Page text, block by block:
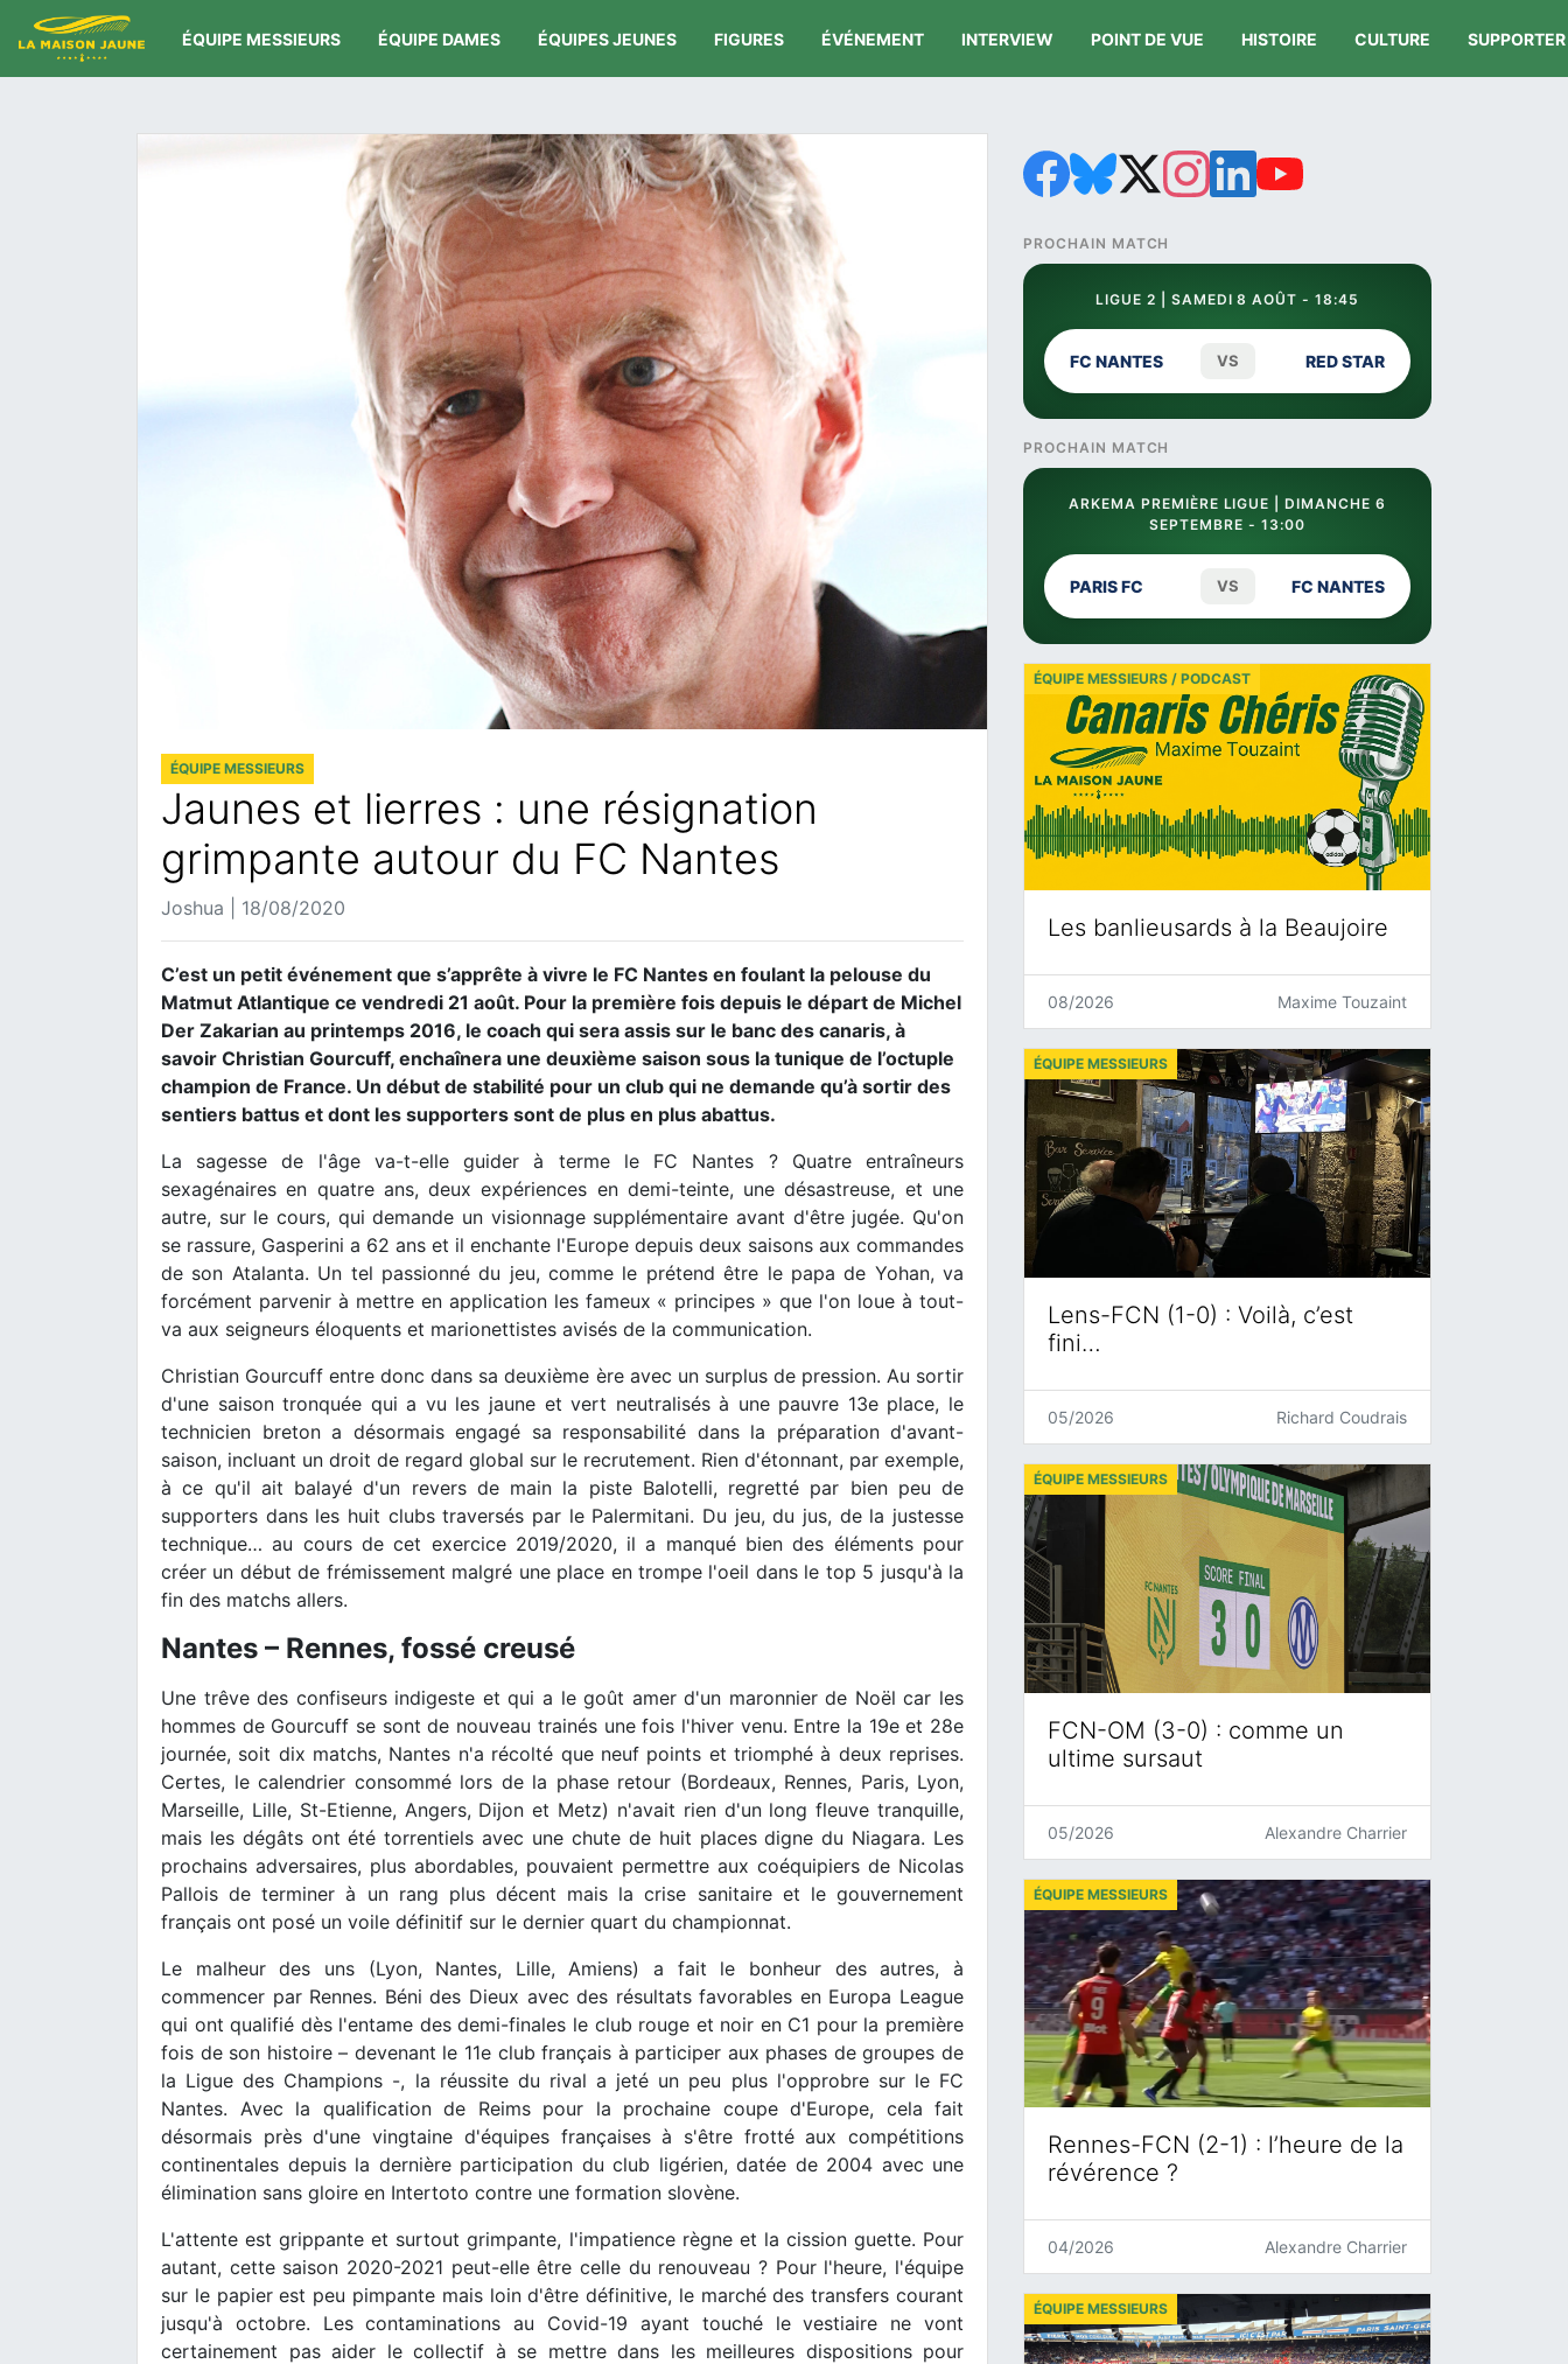
ÉQUIPE MESSIEURS ÉQUIPE DAMES ÉQUIPES JEUNES FIGURES ÉVÉNEMENT INTERVIEW POINT DE VUE HISTOIRE CULTURE SUPPORTER
ÉQUIPE MESSIEURS
Jaunes et lierres : une résignation
grimpante autour du FC Nantes
Joshua | 18/08/2020
C’est un petit événement que s’apprête à vivre le FC Nantes en foulant la pelouse du
Matmut Atlantique ce vendredi 21 août. Pour la première fois depuis le départ de Michel
Der Zakarian au printemps 2016, le coach qui sera assis sur le banc des canaris, à
savoir Christian Gourcuff, enchaînera une deuxième saison sous la tunique de l’octuple
champion de France. Un début de stabilité pour un club qui ne demande qu’à sortir des
sentiers battus et dont les supporters sont de plus en plus abattus.
La sagesse de l'âge va-t-elle guider à terme le FC Nantes ? Quatre entraîneurs
sexagénaires en quatre ans, deux expériences en demi-teinte, une désastreuse, et une
autre, sur le cours, qui demande un visionnage supplémentaire avant d'être jugée. Qu'on
se rassure, Gasperini a 62 ans et il enchante l'Europe depuis deux saisons aux commandes
de son Atalanta. Un tel passionné du jeu, comme le prétend être le papa de Yohan, va
forcément parvenir à mettre en application les fameux « principes » que l'on loue à tout-
va aux seigneurs éloquents et marionettistes avisés de la communication.
Christian Gourcuff entre donc dans sa deuxième ère avec un surplus de pression. Au sortir
d'une saison tronquée qui a vu les jaune et vert neutralisés à une pauvre 13e place, le
technicien breton a désormais engagé sa responsabilité dans la préparation d'avant-
saison, incluant un droit de regard global sur le recrutement. Rien d'étonnant, par exemple,
à ce qu'il ait balayé d'un revers de main la piste Balotelli, regretté par bien peu de
supporters dans les huit clubs traversés par le Palermitani. Du jeu, du jus, de la justesse
technique… au cours de cet exercice 2019/2020, il a manqué bien des éléments pour
créer un début de frémissement malgré une place en trompe l'oeil dans le top 5 jusqu'à la
fin des matchs allers.
Nantes – Rennes, fossé creusé
Une trêve des confiseurs indigeste et qui a le goût amer d'un maronnier de Noël car les
hommes de Gourcuff se sont de nouveau trainés une fois l'hiver venu. Entre la 19e et 28e
journée, soit dix matchs, Nantes n'a récolté que neuf points et triomphé à deux reprises.
Certes, le calendrier consommé lors de la phase retour (Bordeaux, Rennes, Paris, Lyon,
Marseille, Lille, St-Etienne, Angers, Dijon et Metz) n'avait rien d'un long fleuve tranquille,
mais les dégâts ont été torrentiels avec une chute de huit places digne du Niagara. Les
prochains adversaires, plus abordables, pouvaient permettre aux coéquipiers de Nicolas
Pallois de terminer à un rang plus décent mais la crise sanitaire et le gouvernement
français ont posé un voile définitif sur le dernier quart du championnat.
Le malheur des uns (Lyon, Nantes, Lille, Amiens) a fait le bonheur des autres, à
commencer par Rennes. Béni des Dieux avec des résultats favorables en Europa League
qui ont qualifié dès l'entame des demi-finales le club rouge et noir en C1 pour la première
fois de son histoire – devenant le 11e club français à participer aux phases de groupes de
la Ligue des Champions -, la réussite du rival a jeté un peu plus l'opprobre sur le FC
Nantes. Avec la qualification de Reims pour la prochaine coupe d'Europe, cela fait
désormais près d'une vingtaine d'équipes françaises à s'être frotté aux compétitions
continentales depuis la dernière participation du club ligérien, datée de 2004 avec une
élimination sans gloire en Intertoto contre une formation slovène.
L'attente est grippante et surtout grimpante, l'impatience règne et la cission guette. Pour
autant, cette saison 2020-2021 peut-elle être celle du renouveau ? Pour l'heure, l'équipe
sur le papier est peu pimpante mais loin d'être définitive, le marché des transfers courant
jusqu'à octobre. Les contaminations au Covid-19 ayant touché le vestiaire ne vont
certainement pas aider le collectif à se mettre dans les meilleures dispositions pour
PROCHAIN MATCH
LIGUE 2 | SAMEDI 8 AOÛT - 18:45
FC NANTES VS RED STAR
PROCHAIN MATCH
ARKEMA PREMIÈRE LIGUE | DIMANCHE 6
SEPTEMBRE - 13:00
PARIS FC VS FC NANTES
Les banlieusards à la Beaujoire
ÉQUIPE MESSIEURS / PODCAST
08/2026 Maxime Touzaint
Lens-FCN (1-0) : Voilà, c’est
fini…
ÉQUIPE MESSIEURS
05/2026 Richard Coudrais
FCN-OM (3-0) : comme un
ultime sursaut
ÉQUIPE MESSIEURS
05/2026 Alexandre Charrier
Rennes-FCN (2-1) : l’heure de la
révérence ?
ÉQUIPE MESSIEURS
04/2026 Alexandre Charrier
ÉQUIPE MESSIEURS